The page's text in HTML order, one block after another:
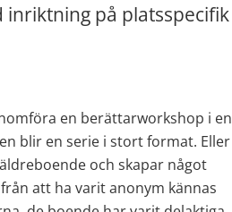
på platsspecifik
en berättarworkshop i en
blir en serie i stort format. Eller
och skapar något
att ha varit anonym kännas